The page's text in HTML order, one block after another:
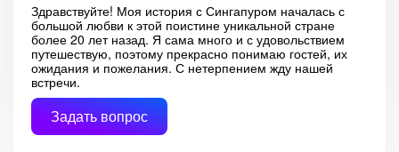
Здравствуйте! Моя история с Сингапуром началась с
большой любви к этой поистине уникальной стране
более 20 лет назад. Я сама много и с удовольствием
путешествую, поэтому прекрасно понимаю гостей, их
ожидания и пожелания. С нетерпением жду нашей
встречи.
Задать вопрос